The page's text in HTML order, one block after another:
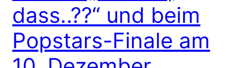
dass..??“ und beim
Popstars-Finale am